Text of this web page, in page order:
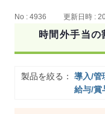
No : 4936 更新日時 :
時間外手当の
製品を絞る：
導入/管
給与/賞